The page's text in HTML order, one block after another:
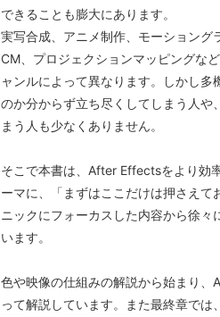
できることも膨大にあります。
実写合成、アニメ制作、モーション
CM、プロジェクションマッピングな
ャンルによって異なります。しかし
のか分からず立ち尽くしてしまう人
まう人も少なくありません。
そこで本書は、After Effectsをより効
ーマに、「まずはここだけは押さえ
ニックにフォーカスした内容から徐
います。
色や映像の仕組みの解説から始まり
って解説しています。また最終章で